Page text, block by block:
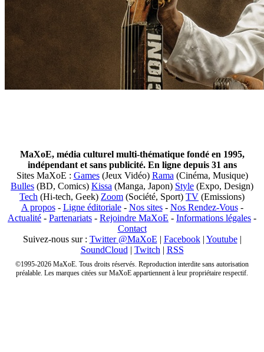
MaXoE, média culturel multi-thématique fondé en 1995,
indépendant et sans publicité. En ligne depuis 31 ans
Sites MaXoE : Games(Jeux Vidéo) Rama (Cinéma, Musique)
Bulles (BD, Comics) Kissa (Manga, Japon) Style (Expo, Design)
Tech (Hi-tech, Geek) Zoom (Société, Sport) TV (Emissions)
A propos- Ligne éditoriale- Nos sites- Nos Rendez-Vous-
Actualité - Partenariats - Rejoindre MaXoE - Informations légales -
Contact
Suivez-nous sur : Twitter @MaXoE | Facebook| Youtube|
SoundCloud | Twitch | RSS
©1995-2026 MaXoE. Tous droits réservés. Reproduction interdite sans autorisation
préalable. Les marques citées sur MaXoE appartiennent à leur propriétaire respectif.